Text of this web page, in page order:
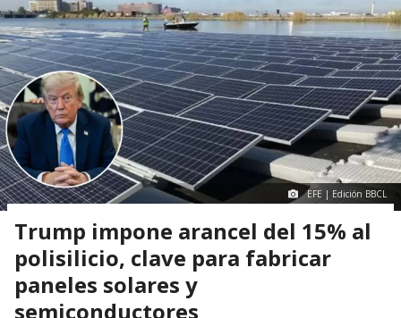
EFE | Edición BBCL
Trump impone arancel del 15% al
polisilicio, clave para fabricar
paneles solares y
semiconductores